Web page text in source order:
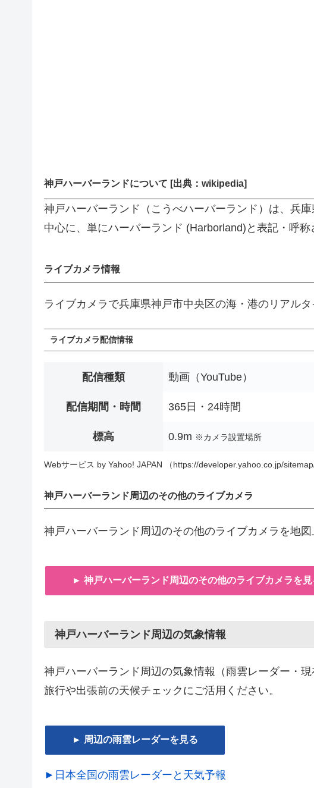
神戸ハーバーランドについて [出典：wikipedia]
神戸ハーバーランド（こうべハーバーランド）は、兵
中心に、単にハーバーランド (Harborland)と表記・呼称
ライブカメラ情報
ライブカメラで兵庫県神戸市中央区の海・港のリアルタ
ライブカメラ配信情報
配信種類 動画（YouTube）
配信期間・時間 365日・24時間
標高 0.9m ※カメラ設置場所
Webサービス by Yahoo! JAPAN （https://developer.yahoo.co.jp/sitemap/
神戸ハーバーランド周辺のその他のライブカメラ
神戸ハーバーランド周辺のその他のライブカメラを地図
► 神戸ハーバーランド周辺のその他のライブカメラを見
神戸ハーバーランド周辺の気象情報
神戸ハーバーランド周辺の気象情報（雨雲レーダー・
旅行や出張前の天候チェックにご活用ください。
► 周辺の雨雲レーダーを見る
►日本全国の雨雲レーダーと天気予報